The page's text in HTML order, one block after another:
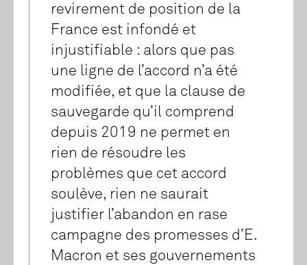
revirement de position de la
France est infondé et
injustifiable : alors que pas
une ligne de l’accord n’a été
modifiée, et que la clause de
sauvegarde qu’il comprend
depuis 2019 ne permet en
rien de résoudre les
problèmes que cet accord
soulève, rien ne saurait
justifier l’abandon en rase
campagne des promesses d’E.
Macron et ses gouvernements